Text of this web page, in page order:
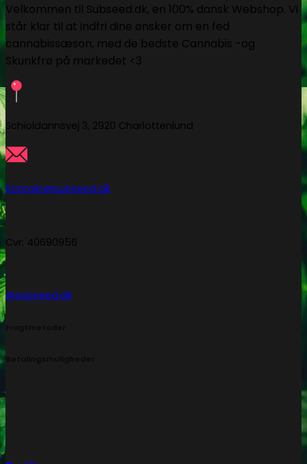
Velkommen til Subseed.dk, en 100% dansk Webshop. Vi
står klar til at indfri dine ønsker om en fed
cannabissæson, med de bedste Cannabis -og
Skunkfrø på markedet <3
Schioldannsvej 3, 2920 Charlottenlund
Kontakt@subseed.dk
Cvr: 40690956
@subseed.dk